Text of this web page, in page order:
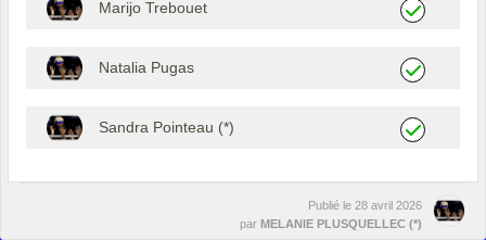
Marijo Trebouet
Natalia Pugas
Sandra Pointeau (*)
Publié le 28 avril 2026
par MELANIE PLUSQUELLEC (*)